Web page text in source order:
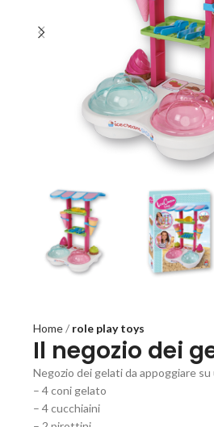
Home role play toys
Il negozio dei
Negozio dei gelati da appoggiare
– 4 coni gelato
– 4 cucchiaini